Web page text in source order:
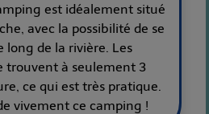
est idéalement situé
avec la possibilité de se
long de la rivière. Les
trouvent à seulement 3
ce qui est très pratique.
vivement ce camping !